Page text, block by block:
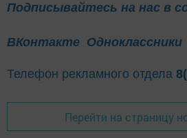
Подписывайтесь на нас в
ВКонтакте Одноклассники
Телефон рекламного отдела
Перейти на страницу